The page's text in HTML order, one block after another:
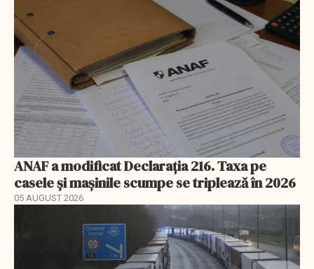
ANAF a modificat Declarația 216. Taxa pe
casele și mașinile scumpe se triplează în 2026
05 AUGUST 2026